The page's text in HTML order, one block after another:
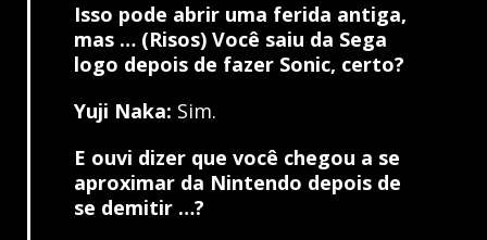
Isso pode abrir uma ferida antiga,
mas … (Risos) Você saiu da Sega
logo depois de fazer Sonic, certo?
Yuji Naka: Sim.
E ouvi dizer que você chegou a se
aproximar da Nintendo depois de
se demitir …?